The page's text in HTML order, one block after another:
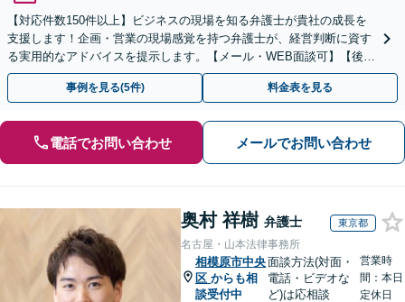
【対応件数150件以上】ビジネスの現場を知る弁護士が貴社の成長を
支援します！企画・営業の現場感覚を持つ弁護士が、経営判断に資す
る実用的なアドバイスを提示します。【メール・WEB面談可】【後払
い利用可】
事例を見る(5件) 料金表を見る
電話でお問い合わせ メールでお問い合わせ
奥村 祥樹 弁護士 東京都
名古屋・山本法律事務所
相模原市中央
区 からも相
談受付中
面談方法(対面・
電話・ビデオな
ど)は応相談
営業時
間：本日
定休日